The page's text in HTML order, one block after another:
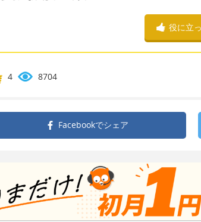
役に立
4 8704
Facebookでシェア